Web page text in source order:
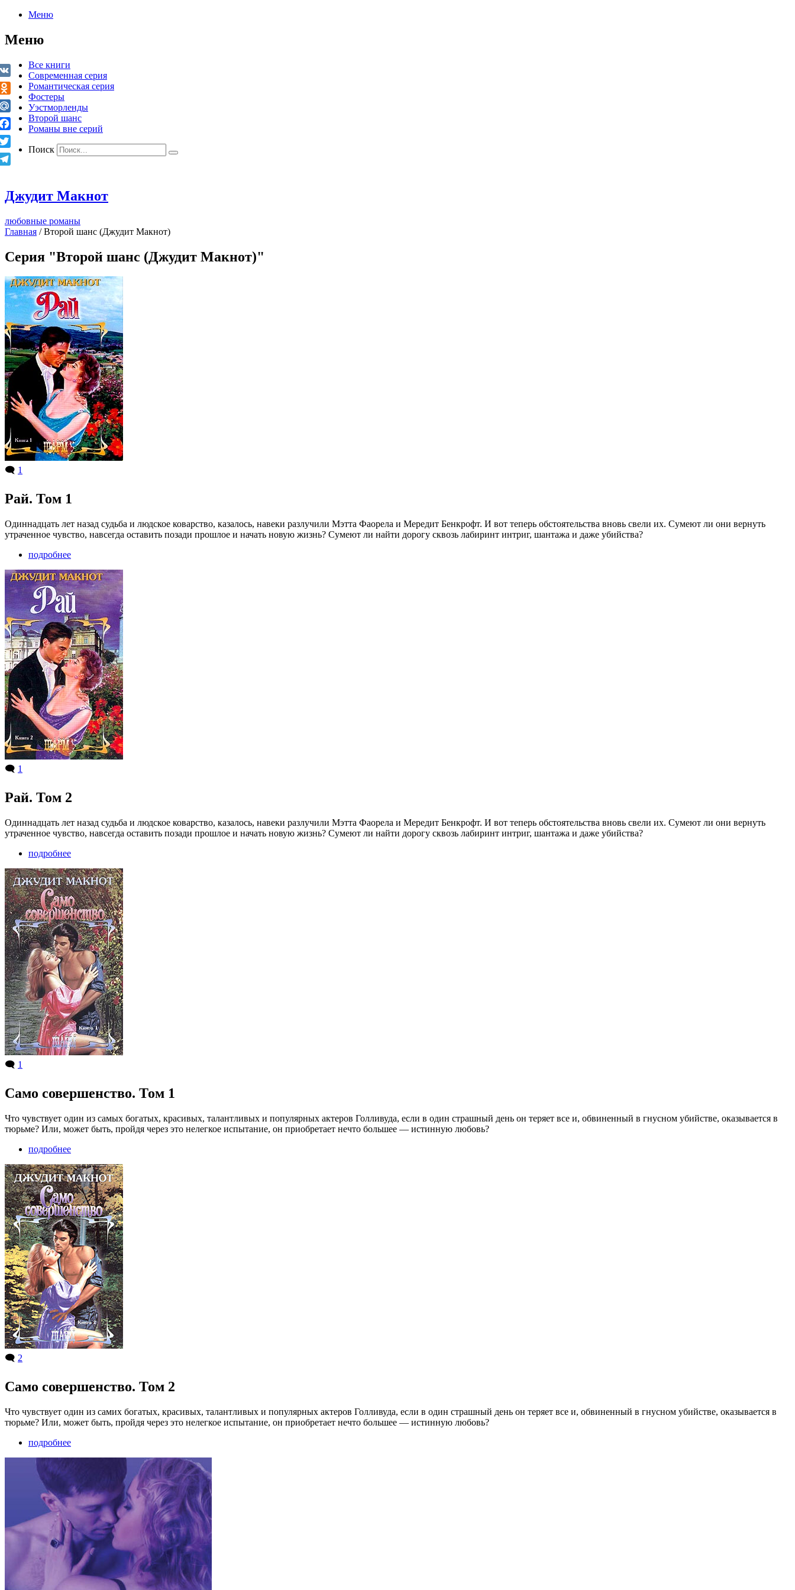
Меню
Меню
Все книги
Современная серия
Романтическая серия
Фостеры
Уэстморленды
Второй шанс
Романы вне серий
Поиск
Джудит Макнот
любовные романы
Главная /Второй шанс (Джудит Макнот)
Серия "Второй шанс (Джудит Макнот)"
🗨️ 1
Рай. Том 1
Одиннадцать лет назад судьба и людское коварство, казалось, навеки разлучили Мэтта Фаорела и Мередит Бенкрофт. И вот теперь обстоятельства вновь свели их. Сумеют ли они вернуть
утраченное чувство, навсегда оставить позади прошлое и начать новую жизнь? Сумеют ли найти дорогу сквозь лабиринт интриг, шантажа и даже убийства?
подробнее
🗨️ 1
Рай. Том 2
Одиннадцать лет назад судьба и людское коварство, казалось, навеки разлучили Мэтта Фаорела и Мередит Бенкрофт. И вот теперь обстоятельства вновь свели их. Сумеют ли они вернуть
утраченное чувство, навсегда оставить позади прошлое и начать новую жизнь? Сумеют ли найти дорогу сквозь лабиринт интриг, шантажа и даже убийства?
подробнее
🗨️ 1
Само совершенство. Том 1
Что чувствует один из самых богатых, красивых, талантливых и популярных актеров Голливуда, если в один страшный день он теряет все и, обвиненный в гнусном убийстве, оказывается в
тюрьме? Или, может быть, пройдя через это нелегкое испытание, он приобретает нечто большее — истинную любовь?
подробнее
🗨️ 2
Само совершенство. Том 2
Что чувствует один из самих богатых, красивых, талантливых и популярных актеров Голливуда, если в один страшный день он теряет все и, обвиненный в гнусном убийстве, оказывается в
тюрьме? Или, может быть, пройдя через это нелегкое испытание, он приобретает нечто большее — истинную любовь?
подробнее